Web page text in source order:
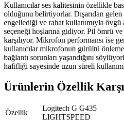
Kullanıcılar ses kalitesinin özellikle
olduğunu belirtiyorlar. Dışarıdan
engellediği ve rahat kullanımıyla övgü
seçeneği hoşlarına gidiyor. Pil ömrü
karşılıyor. Mikrofon performansı ise
kullanıcılar mikrofonun gürültü
bağlantı sorunları yaşandığını
hafifliği sayesinde uzun süreli
Ürünlerin Özellik
Özellik
Logitech G G435
LIGHTSPEED